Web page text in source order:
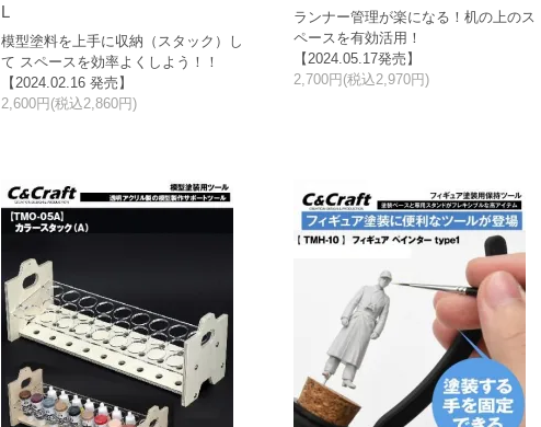
L
模型塗料を上手に収納（スタック）し
て スペースを効率よくしよう！！
【2024.02.16 発売】
2,600円(税込2,860円)
ランナー管理が楽になる！机の上のス
ペースを有効活用！
【2024.05.17発売】
2,700円(税込2,970円)